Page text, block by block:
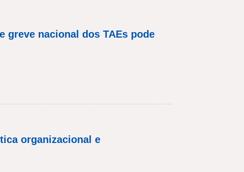
greve nacional dos TAEs pode
organizacional e